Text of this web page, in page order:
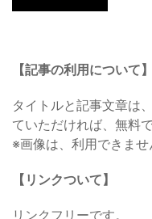
【記事の利用について】
タイトルと記事文章は
ていただければ、無料
※画像は、利用できませ
【リンクついて】
リンクフリーです。